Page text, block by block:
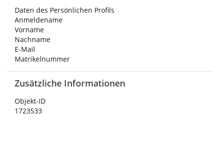
Daten des Persönlichen Profils
Anmeldename
Vorname
Nachname
E-Mail
Matrikelnummer
Zusätzliche Informationen
Objekt-ID
1723533